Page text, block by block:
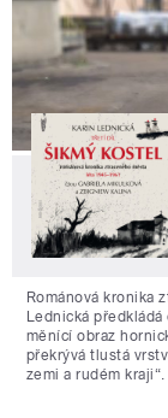
Románová kronika
Lednická předkládá
měnící obraz
překrývá tlustá
zemi a rudém kraji“.